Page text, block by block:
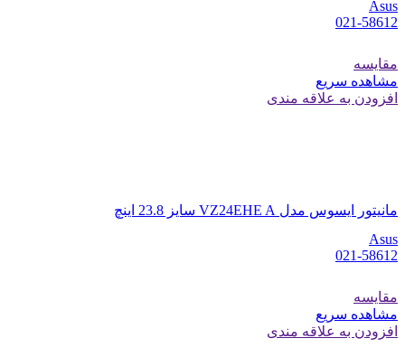
Asus
021-58612
مقایسه
مشاهده سریع
افزودن به علاقه مندی
مانیتور ایسوس مدل VZ24EHE A سایز 23.8 اینچ
Asus
021-58612
مقایسه
مشاهده سریع
افزودن به علاقه مندی